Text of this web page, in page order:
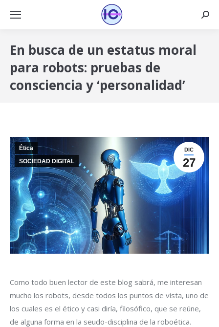
En busca de un estatus moral
para robots: pruebas de
consciencia y ‘personalidad’
DIC
27
Ética
SOCIEDAD DIGITAL
Como todo buen lector de este blog sabrá, me interesan
mucho los robots, desde todos los puntos de vista, uno de
los cuales es el ético y casi diría, filosófico, que se reúne,
de alguna forma en la seudo-disciplina de la roboética.